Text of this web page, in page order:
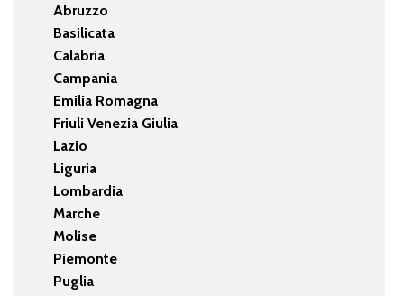
Abruzzo
Basilicata
Calabria
Campania
Emilia Romagna
Friuli Venezia Giulia
Lazio
Liguria
Lombardia
Marche
Molise
Piemonte
Puglia